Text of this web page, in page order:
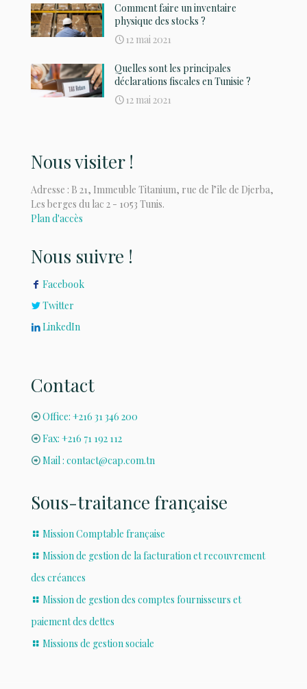
Comment faire un inventaire
physique des stocks ?
12 mai 2021
Quelles sont les principales
déclarations fiscales en Tunisie ?
12 mai 2021
Nous visiter !
Adresse : B 21, Immeuble Titanium, rue de l’île de Djerba,
Les berges du lac 2 - 1053 Tunis.
Plan d'accès
Nous suivre !
Facebook
Twitter
LinkedIn
Contact
Office: +216 31 346 200
Fax: +216 71 192 112
Mail : contact@cap.com.tn
Sous-traitance française
Mission Comptable française
Mission de gestion de la facturation et recouvrement
des créances
Mission de gestion des comptes fournisseurs et
paiement des dettes
Missions de gestion sociale